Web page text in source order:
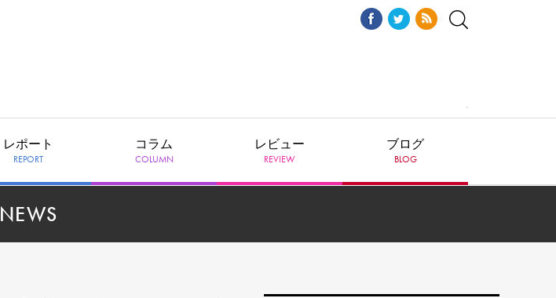
レポート
REPORT
コラム
COLUMN
レビュー
REVIEW
ブログ
BLOG
NEWS